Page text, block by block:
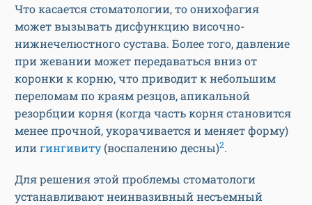
Что касается стоматологии, то онихофагия
может вызывать дисфункцию височно-
нижнечелюстного сустава. Более того, давление
при жевании может передаваться вниз от
коронки к корню, что приводит к небольшим
переломам по краям резцов, апикальной
резорбции корня (когда часть корня становится
менее прочной, укорачивается и меняет форму)
или гингивиту (воспалению десны)2.
Для решения этой проблемы стоматологи
устанавливают неинвазивный несъемный